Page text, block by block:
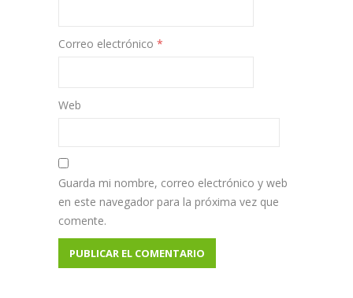
Correo electrónico *
Web
Guarda mi nombre, correo electrónico y web
en este navegador para la próxima vez que
comente.